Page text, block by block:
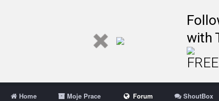
with
Home Moje Prace Forum ShoutBox